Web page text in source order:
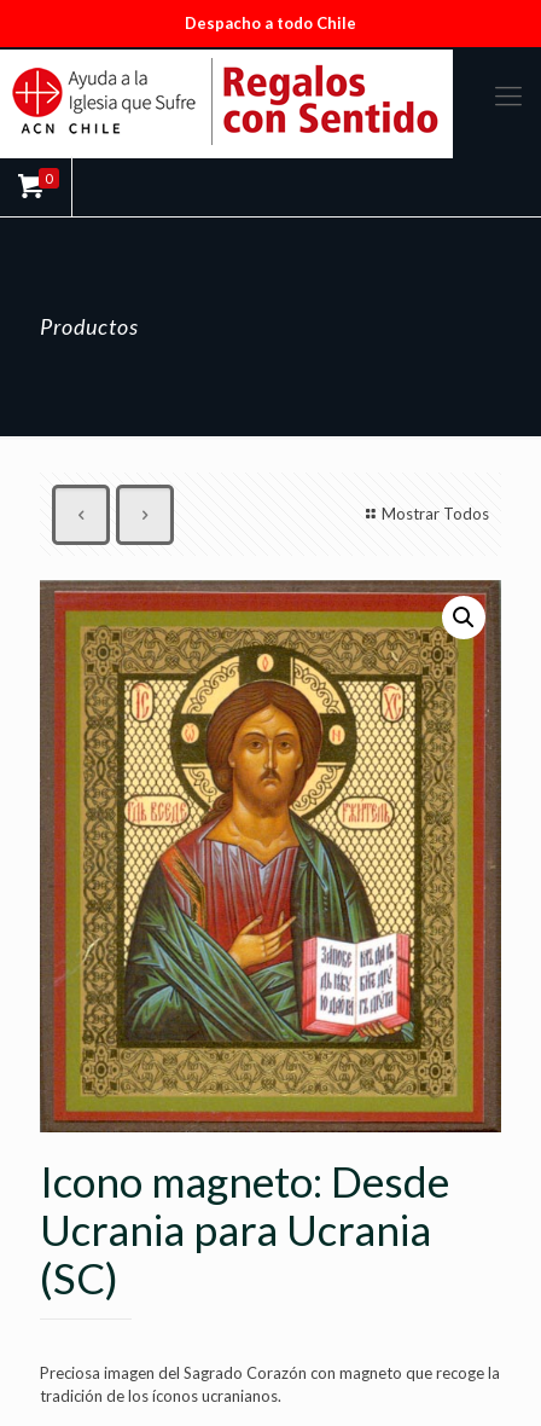
Despacho a todo Chile
0
Productos
Mostrar Todos
Icono magneto: Desde
Ucrania para Ucrania
(SC)
Preciosa imagen del Sagrado Corazón con magneto que recoge la
tradición de los íconos ucranianos.